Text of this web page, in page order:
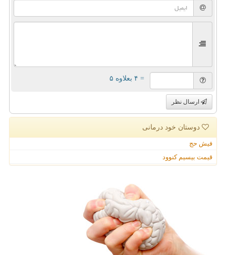
= ۴ بعلاوه ۵
ارسال نظر
دوستان خود درمانی
فیش حج
قیمت بیسیم کنوود